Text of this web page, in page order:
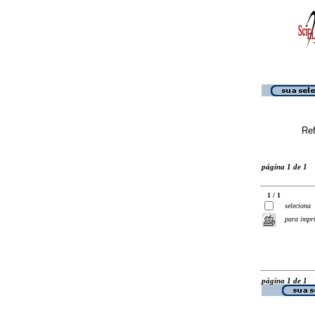
página 1 de 1
1 / 1
seleciona
para
página 1 de 1